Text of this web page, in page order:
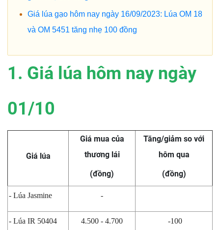
Giá lúa gạo hôm nay ngày 16/09/2023: Lúa OM 18
và OM 5451 tăng nhẹ 100 đồng
1. Giá lúa hôm nay ngày
01/10
Giá lúa
Giá mua của
thương lái
(đồng)
Tăng/giảm so với
hôm qua
(đồng)
- Lúa Jasmine -
- Lúa IR 50404 4.500 - 4.700 -100